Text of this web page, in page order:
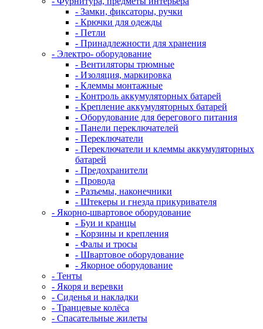
- Замки, фиксаторы, ручки
- Крючки для одежды
- Петли
- Принадлежности для хранения
- Электро- оборудование
- Вентиляторы трюмные
- Изоляция, маркировка
- Клеммы монтажные
- Контроль аккумуляторных батарей
- Крепление аккумуляторных батарей
- Оборудование для берегового питания
- Панели переключателей
- Переключатели
- Переключатели и клеммы аккумуляторных
батарей
- Предохранители
- Провода
- Разъемы, наконечники
- Штекеры и гнезда прикуривателя
- Якорно-швартовое оборудование
- Буи и кранцы
- Корзины и крепления
- Фалы и тросы
- Швартовое оборудование
- Якорное оборудование
- Тенты
- Якоря и веревки
- Сиденья и накладки
- Транцевые колёса
- Спасательные жилеты